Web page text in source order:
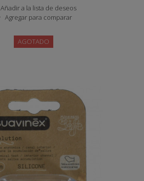
Añadir a la lista de deseos
Agregar para comparar
AGOTADO